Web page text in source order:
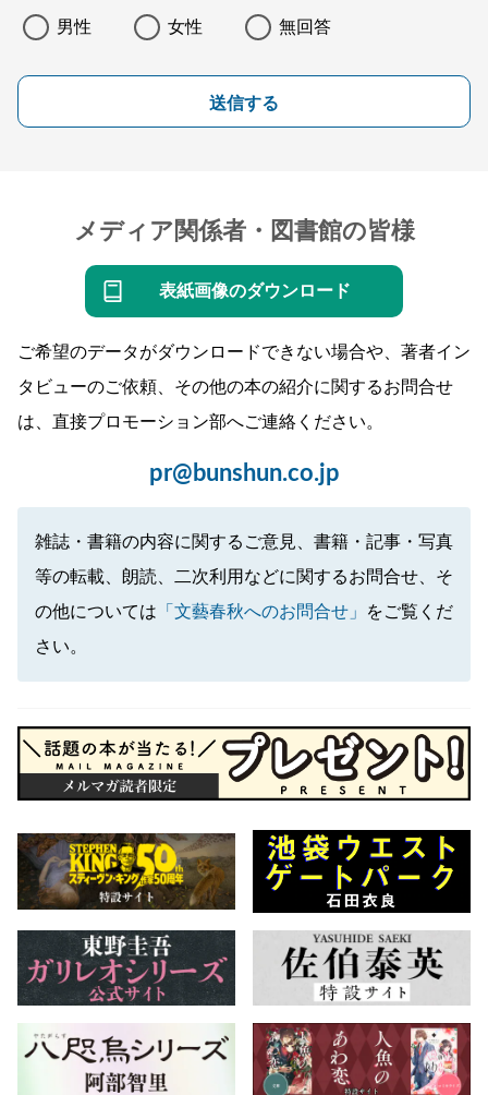
男性 女性 無回答
送信する
メディア関係者・図書館の皆様
表紙画像のダウンロード
ご希望のデータがダウンロードできない場合や、著者イン
タビューのご依頼、その他の本の紹介に関するお問合せ
は、直接プロモーション部へご連絡ください。
pr@bunshun.co.jp
雑誌・書籍の内容に関するご意見、書籍・記事・写真
等の転載、朗読、二次利用などに関するお問合せ、そ
の他については 「文藝春秋へのお問合せ」
をご覧くだ
さい。